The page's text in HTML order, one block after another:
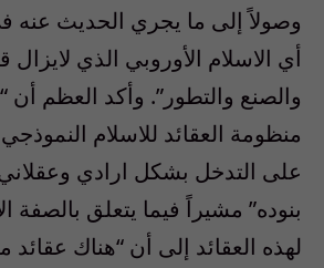
وصولاً إلى ما يجري الحديث عنه
أي الاسلام الأوروبي الذي لايزال
والصنع والتطور”. وأكد العظم أن
منظومة العقائد للاسلام
على التدخل بشكل ارادي
بنوده” مشيراً فيما يتعلق بالصفة
لهذه العقائد إلى أن “هناك